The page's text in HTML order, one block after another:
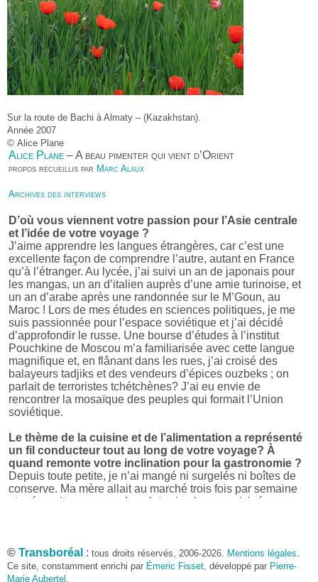
Sur la route de Bachi à Almaty – (Kazakhstan).
Année 2007
© Alice Plane
Alice Plane – A beau pimenter qui vient d’Orient
propos recueillis par Marc Alaux
Archives des interviews
D’où vous viennent votre passion pour l’Asie centrale
et l’idée de votre voyage ?
J’aime apprendre les langues étrangères, car c’est une
excellente façon de comprendre l’autre, autant en France
qu’à l’étranger. Au lycée, j’ai suivi un an de japonais pour
les mangas, un an d’italien auprès d’une amie turinoise, et
un an d’arabe après une randonnée sur le M’Goun, au
Maroc ! Lors de mes études en sciences politiques, je me
suis passionnée pour l’espace soviétique et j’ai décidé
d’approfondir le russe. Une bourse d’études à l’institut
Pouchkine de Moscou m’a familiarisée avec cette langue
magnifique et, en flânant dans les rues, j’ai croisé des
balayeurs tadjiks et des vendeurs d’épices ouzbeks ; on
parlait de terroristes tchétchènes? J’ai eu envie de
rencontrer la mosaïque des peuples qui formait l’Union
soviétique.
Le thème de la cuisine et de l’alimentation a représenté
un fil conducteur tout au long de votre voyage? À
quand remonte votre inclination pour la gastronomie ?
Depuis toute petite, je n’ai mangé ni surgelés ni boîtes de
conserve. Ma mère allait au marché trois fois par semaine
et préparait pour nous des plats simples ou cuisinés :
end, j’allais chez ma grand-mère avec qui je préparais les
frites, levais les crêpes dentelles et faisais mijoter les
caramels mous. Lorsque je me suis décidée à partir seule,
© Transboréal : tous droits réservés, 2006-2026. Mentions légales.
Ce site, constamment enrichi par Émeric Fisset, développé par Pierre-
Marie Aubertel ,